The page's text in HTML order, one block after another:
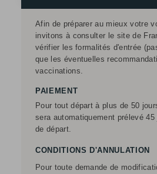
Afin de préparer au mieux votre
invitons à consulter le site de
vérifier les formalités d'entrée
que les éventuelles
vaccinations.
PAIEMENT
Pour tout départ à plus de 50
sera automatiquement prélevé
de départ.
CONDITIONS D'ANNULATION
Pour toute demande de